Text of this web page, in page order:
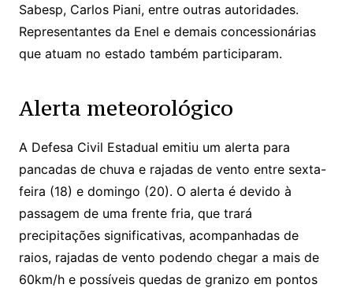
Sabesp, Carlos Piani, entre outras autoridades.
Representantes da Enel e demais concessionárias
que atuam no estado também participaram.
Alerta meteorológico
A Defesa Civil Estadual emitiu um alerta para
pancadas de chuva e rajadas de vento entre sexta-
feira (18) e domingo (20). O alerta é devido à
passagem de uma frente fria, que trará
precipitações significativas, acompanhadas de
raios, rajadas de vento podendo chegar a mais de
60km/h e possíveis quedas de granizo em pontos